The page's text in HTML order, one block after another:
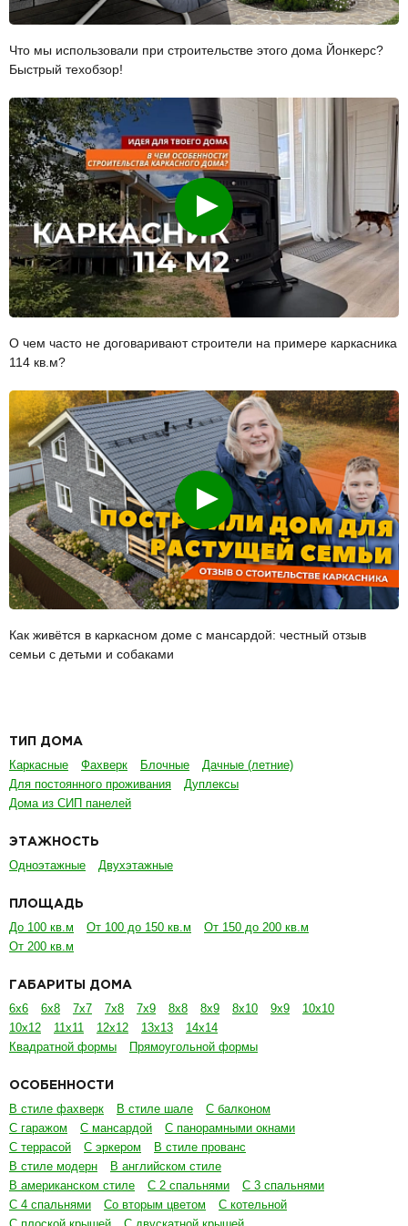
Что мы использовали при строительстве этого дома Йонкерс?
Быстрый техобзор!
Смотреть
О чем часто не договаривают строители на примере каркасника
114 кв.м?
Смотреть
Как живётся в каркасном доме с мансардой: честный отзыв
семьи с детьми и собаками
ТИП ДОМА
Каркасные Фахверк Блочные
Дачные (летние)
Для постоянного проживания
Дуплексы
Дома из СИП панелей
ЭТАЖНОСТЬ
Одноэтажные Двухэтажные
ПЛОЩАДЬ
До 100 кв.м От 100 до 150 кв.м
От 150 до 200 кв.м
От 200 кв.м
ГАБАРИТЫ ДОМА
6х6 6х8 7х7 7х8 7х9 8х8 8х9 8х10 9х9
10х10
10х12
11х11 12х12 13х13
14х14
Квадратной формы
Прямоугольной формы
ОСОБЕННОСТИ
В стиле фахверк В стиле шале
С балконом
С гаражом
С мансардой
С панорамными окнами
С террасой
С эркером
В стиле прованс
В стиле модерн
В английском стиле
В американском стиле
С 2 спальнями
С 3 спальнями
С 4 спальнями
Со вторым цветом
С котельной